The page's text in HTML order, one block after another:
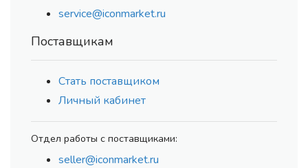
service@iconmarket.ru
Поставщикам
Стать поставщиком
Личный кабинет
Отдел работы с поставщиками:
seller@iconmarket.ru